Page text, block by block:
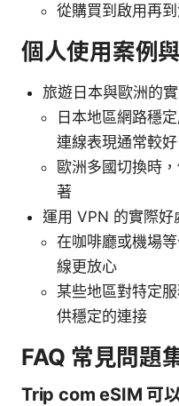
從購買到啟用再
個人使用案例
旅遊日本與歐洲的
日本地區網路穩
連線表現通常較好
歐洲多國切換時
著
運用 VPN 的實際好
在咖啡廳或機場
線更放心
某些地區對特定
供穩定的連接
FAQ 常見問題
Trip com eSIM 可